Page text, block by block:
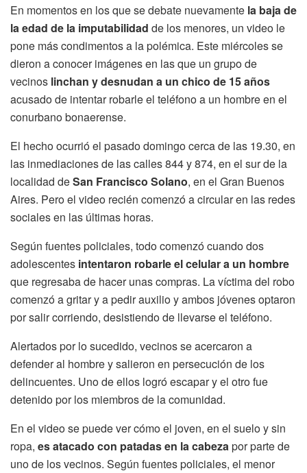
En momentos en los que se debate nuevamente la baja de
la edad de la imputabilidad de los menores, un video le
pone más condimentos a la polémica. Este miércoles se
dieron a conocer imágenes en las que un grupo de
vecinos linchan y desnudan a un chico de 15 años
acusado de intentar robarle el teléfono a un hombre en el
conurbano bonaerense.
El hecho ocurrió el pasado domingo cerca de las 19.30, en
las inmediaciones de las calles 844 y 874, en el sur de la
localidad deSan Francisco Solano, en el Gran Buenos
Aires. Pero el video recién comenzó a circular en las redes
sociales en las últimas horas.
Según fuentes policiales, todo comenzó cuando dos
adolescentes intentaron robarle el celular a un hombre
que regresaba de hacer unas compras. La víctima del robo
comenzó a gritar y a pedir auxilio y ambos jóvenes optaron
por salir corriendo, desistiendo de llevarse el teléfono.
Alertados por lo sucedido, vecinos se acercaron a
defender al hombre y salieron en persecución de los
delincuentes. Uno de ellos logró escapar y el otro fue
detenido por los miembros de la comunidad.
En el video se puede ver cómo el joven, en el suelo y sin
ropa, es atacado con patadas en la cabezapor parte de
uno de los vecinos. Según fuentes policiales, el menor